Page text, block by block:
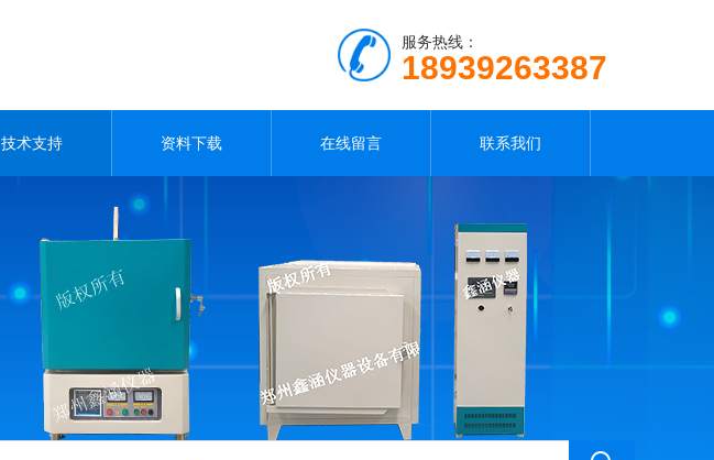
服务热线：
18939263387
技术支持 资料下载 在线留言 联系我们